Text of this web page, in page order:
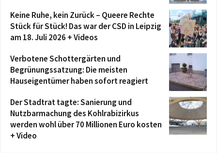
Keine Ruhe, kein Zurück – Queere Rechte
Stück für Stück! Das war der CSD in Leipzig
am 18. Juli 2026 + Videos
Verbotene Schottergärten und
Begrünungssatzung: Die meisten
Hauseigentümer haben sofort reagiert
Der Stadtrat tagte: Sanierung und
Nutzbarmachung des Kohlrabizirkus
werden wohl über 70 Millionen Euro kosten
+ Video